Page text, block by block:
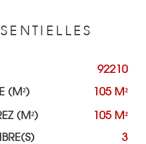
92210
(M²) 105 M²
(M²) 105 M²
3